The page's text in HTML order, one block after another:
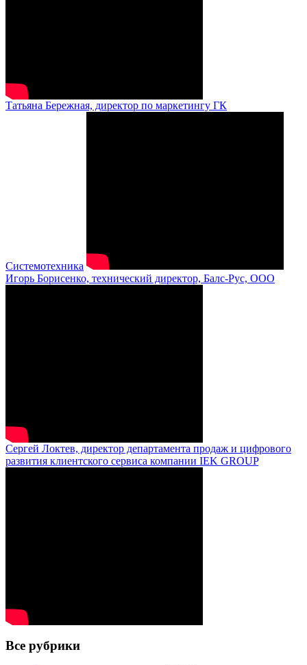
Татьяна Бережная, директор по маркетингу ГК
Системотехника
Игорь Борисенко, технический директор, Балс-Рус, ООО
Сергей Локтев, директор департамента продаж и цифрового
развития клиентского сервиса компании IEK GROUP
Все рубрики